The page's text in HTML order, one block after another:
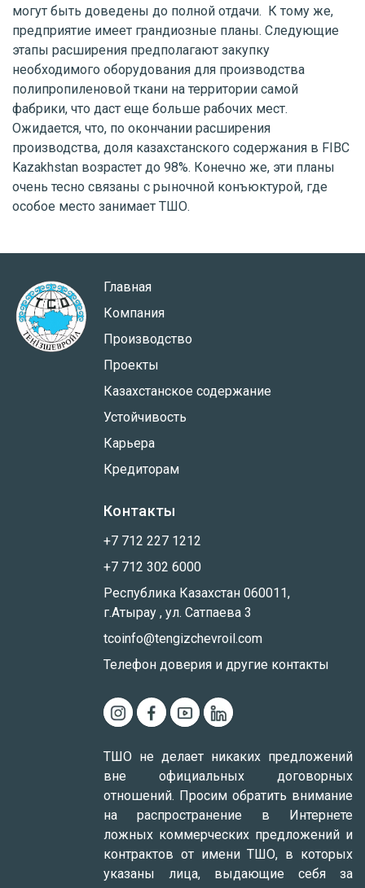
могут быть доведены до полной отдачи. К тому же,
предприятие имеет грандиозные планы. Следующие
этапы расширения предполагают закупку
необходимого оборудования для производства
полипропиленовой ткани на территории самой
фабрики, что даст еще больше рабочих мест.
Ожидается, что, по окончании расширения
производства, доля казахстанского содержания в FIBC
Kazakhstan возрастет до 98%. Конечно же, эти планы
очень тесно связаны с рыночной конъюктурой, где
особое место занимает ТШО.
Главная
Компания
Производство
Проекты
Казахстанское содержание
Устойчивость
Карьера
Кредиторам
Контакты
+7 712 227 1212
+7 712 302 6000
Республика Казахстан 060011,
г.Атырау , ул. Сатпаева 3
tcoinfo@tengizchevroil.com
Телефон доверия и другие контакты
ТШО не делает никаких предложений
вне официальных договорных
отношений. Просим обратить внимание
на распространение в Интернете
ложных коммерческих предложений и
контрактов от имени ТШО, в которых
указаны лица, выдающие себя за